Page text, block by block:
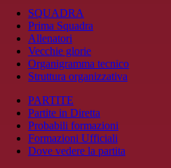
SQUADRA
Prima Squadra
Allenatori
Vecchie glorie
Organigramma tecnico
Struttura organizzativa
PARTITE
Partite in Diretta
Probabili formazioni
Formazioni Ufficiali
Dove vedere la partita